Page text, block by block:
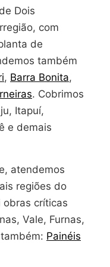
Dois
com
de
também
, Barra Bonita,
. Cobrimos
Itapuí,
e demais
atendemos
regiões do
obras críticas
Vale, Furnas,
Painéis